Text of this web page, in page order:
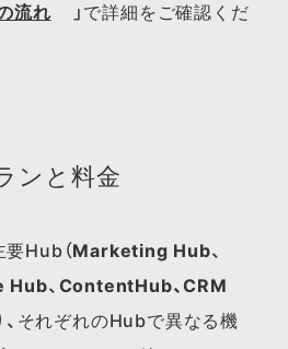
流れ
」で​詳細を​ご確認くだ
ンと料金
Hub（Marketing Hub、
Hub、 ContentHub、CRM
、それぞれのHubで異なる機